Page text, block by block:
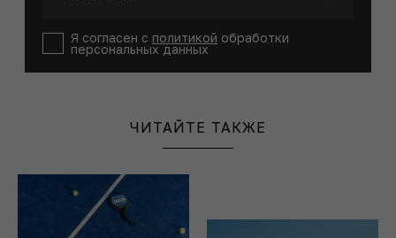
Я согласен с политикой обработки
персональных данных
ЧИТАЙТЕ ТАКЖЕ